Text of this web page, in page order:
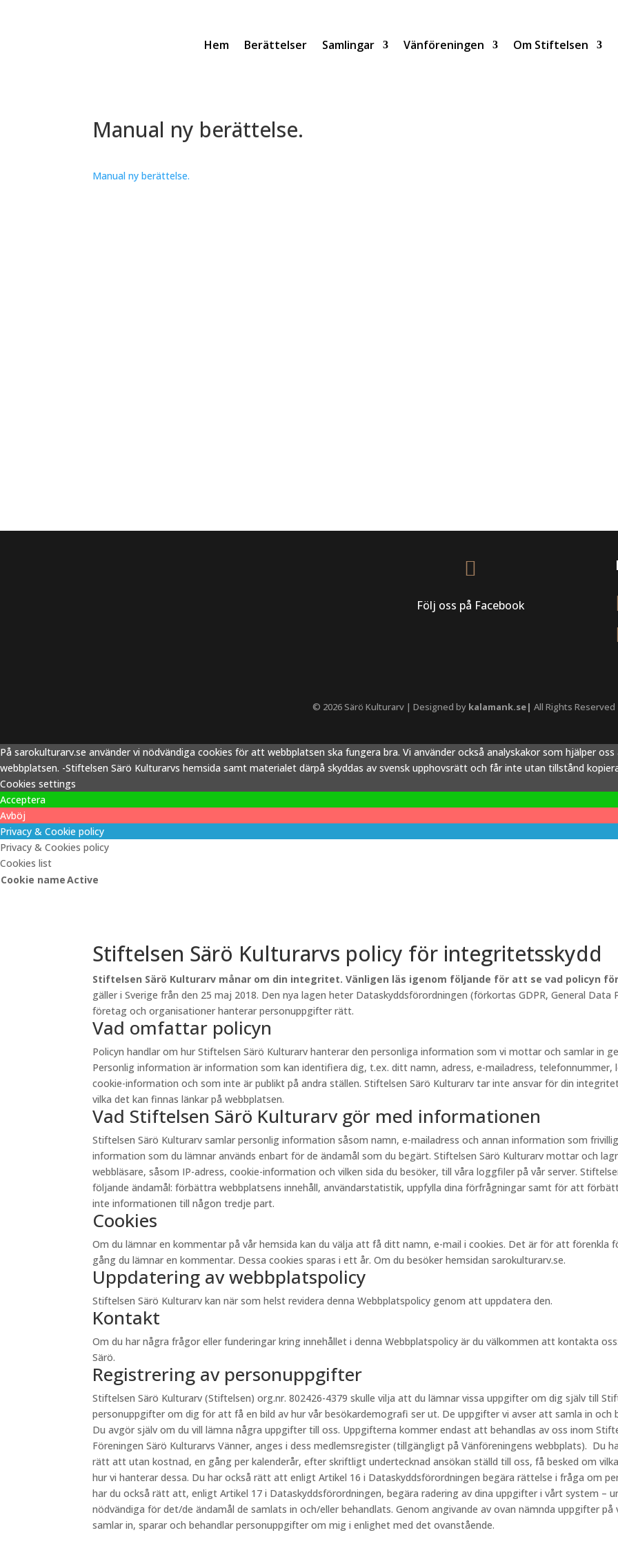
Hem Berättelser Samlingar Vänföreningen Om Stiftelsen
Manual ny berättelse.
Manual ny berättelse.

Följ oss på Facebook
© 2026 Särö Kulturarv | Designed by kalamank.se| All Rights Reserved
På sarokulturarv.se använder vi nödvändiga cookies för att webbplatsen ska fungera bra. Vi använder också analyskakor som hjälper
webbplatsen. -Stiftelsen Särö Kulturarvs hemsida samt materialet därpå skyddas av svensk upphovsrätt och får inte utan tillstånd
Cookies settings
Acceptera
Avböj
Privacy & Cookie policy
Privacy & Cookies policy
Cookies list
Cookie nameActive
Stiftelsen Särö Kulturarvs policy för integritetsskydd
Stiftelsen Särö Kulturarv månar om din integritet. Vänligen läs igenom följande för att se vad policyn
gäller i Sverige från den 25 maj 2018. Den nya lagen heter Dataskyddsförordningen (förkortas GDPR, General
företag och organisationer hanterar personuppgifter rätt.
Vad omfattar policyn
Policyn handlar om hur Stiftelsen Särö Kulturarv hanterar den personliga information som vi mottar och samlar in
Personlig information är information som kan identifiera dig, t.ex. ditt namn, adress, e-mailadress, telefonnummer,
cookie-information och som inte är publikt på andra ställen. Stiftelsen Särö Kulturarv tar inte ansvar för din
vilka det kan finnas länkar på webbplatsen.
Vad Stiftelsen Särö Kulturarv gör med informationen
Stiftelsen Särö Kulturarv samlar personlig information såsom namn, e-mailadress och annan information som
information som du lämnar används enbart för de ändamål som du begärt. Stiftelsen Särö Kulturarv mottar och
webbläsare, såsom IP-adress, cookie-information och vilken sida du besöker, till våra loggfiler på vår server.
följande ändamål: förbättra webbplatsens innehåll, användarstatistik, uppfylla dina förfrågningar samt för att
inte informationen till någon tredje part.
Cookies
Om du lämnar en kommentar på vår hemsida kan du välja att få ditt namn, e-mail i cookies. Det är för att förenkla
gång du lämnar en kommentar. Dessa cookies sparas i ett år. Om du besöker hemsidan sarokulturarv.se.
Uppdatering av webbplatspolicy
Stiftelsen Särö Kulturarv kan när som helst revidera denna Webbplatspolicy genom att uppdatera den.
Kontakt
Om du har några frågor eller funderingar kring innehållet i denna Webbplatspolicy är du välkommen att kontakta
Särö.
Registrering av personuppgifter
Stiftelsen Särö Kulturarv (Stiftelsen) org.nr. 802426-4379 skulle vilja att du lämnar vissa uppgifter om dig själv till
personuppgifter om dig för att få en bild av hur vår besökardemografi ser ut. De uppgifter vi avser att samla in och
Du avgör själv om du vill lämna några uppgifter till oss. Uppgifterna kommer endast att behandlas av oss inom
Föreningen Särö Kulturarvs Vänner, anges i dess medlemsregister (tillgängligt på Vänföreningens webbplats). Du
rätt att utan kostnad, en gång per kalenderår, efter skriftligt undertecknad ansökan ställd till oss, få besked om
hur vi hanterar dessa. Du har också rätt att enligt Artikel 16 i Dataskyddsförordningen begära rättelse i fråga om
har du också rätt att, enligt Artikel 17 i Dataskyddsförordningen, begära radering av dina uppgifter i vårt system
nödvändiga för det/de ändamål de samlats in och/eller behandlats. Genom angivande av ovan nämnda uppgifter
samlar in, sparar och behandlar personuppgifter om mig i enlighet med det ovanstående.